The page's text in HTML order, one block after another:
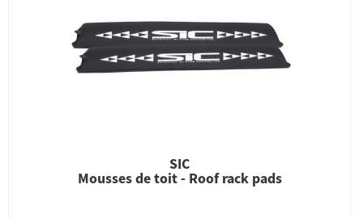
SIC
Mousses de toit - Roof rack pads